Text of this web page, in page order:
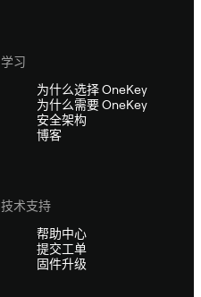
学习
为什么选择 OneKey
为什么需要 OneKey
安全架构
博客
技术支持
帮助中心
提交工单
固件升级